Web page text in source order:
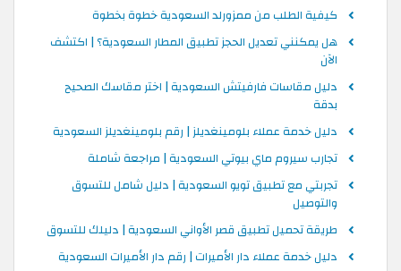
كيفية الطلب من ممزورلد السعودية خطوة بخطوة
هل يمكنني تعديل الحجز تطبيق المطار السعودية؟ | اكتشف
الآن
دليل مقاسات فارفيتش السعودية | اختر مقاسك الصحيح
بدقة
دليل خدمة عملاء بلومينغديلز | رقم بلومينغديلز السعودية
تجارب سيروم ماي بيوتي السعودية | مراجعة شاملة
تجربتي مع تطبيق تويو السعودية | دليل شامل للتسوق
والتوصيل
طريقة تحميل تطبيق قصر الأواني السعودية | دليلك للتسوق
دليل خدمة عملاء دار الأميرات | رقم دار الأميرات السعودية